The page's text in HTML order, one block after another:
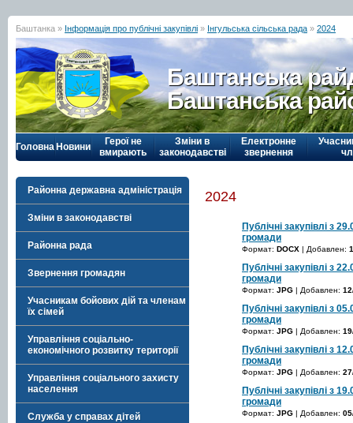
Баштанка » Інформація про публічні закупівлі » Інгульська сільська рада » 2024
Баштанська
Баштанська
Головна Новини
Герої не
вмирають
Зміни в
законодавстві
Електронне
звернення
Районна державна адміністрація
Зміни в законодавстві
Районна рада
Звернення громадян
Учасникам бойових дій та членам
їх сімей
Управління соціально-
економічного розвитку території
Управління соціального захисту
населення
Служба у справах дітей
2024
Публічні закупівлі з
громади
Формат: DOCX | Добавлен:
Публічні закупівлі з
громади
Формат: JPG | Добавлен:
Публічні закупівлі з
громади
Формат: JPG | Добавлен:
Публічні закупівлі з
громади
Формат: JPG | Добавлен:
Публічні закупівлі з
громади
Формат: JPG | Добавлен: